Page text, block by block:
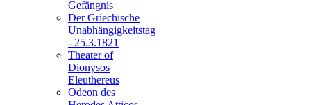
Gefängnis
Der Griechische
Unabhängigkeitstag
- 25.3.1821
Theater of
Dionysos
Eleuthereus
Odeon des